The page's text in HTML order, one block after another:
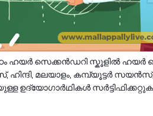
ഹയർ സെക്കൻഡറി സ്കൂളിൽ ഹയർ
മലയാളം, കമ്പ്യൂട്ടർ സയൻസ്,
ഉദ്യോഗാർഥികൾ